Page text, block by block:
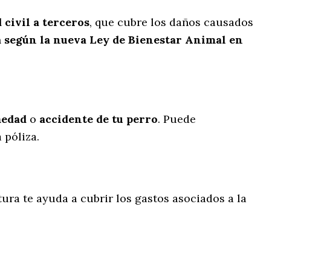
civil a terceros, que cubre los daños causados
la nueva Ley de Bienestar Animal en
o accidente de tu perro. Puede
póliza.
te ayuda a cubrir los gastos asociados a la